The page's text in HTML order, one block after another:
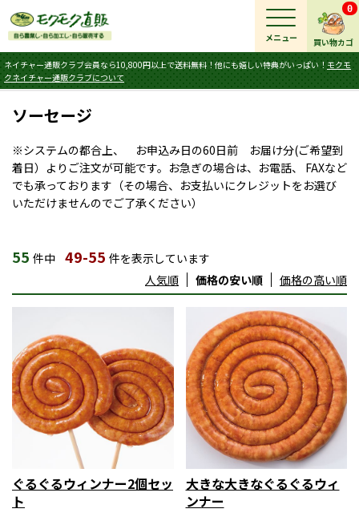
買い物カゴ
0
ネイチャー通販クラブ会員なら10,800円以上で送料無料！他にも嬉しい特典がいっぱい！ モクモ
クネイチャー通販クラブについて
メニュー
ソーセージ
※システムの都合上、 お申込み日の60日前 お届け分(ご希望到
着日）よりご注文が可能です。お急ぎの場合は、お電話、 FAXなど
でも承っております（その場合、お支払いにクレジットをお選び
いただけませんのでご了承ください）
55 件中 49-55 件を表示しています
人気順
価格の安い順 価格の高い順
ぐるぐるウィンナー2個セッ
ト
大きな大きなぐるぐるウィ
ンナー